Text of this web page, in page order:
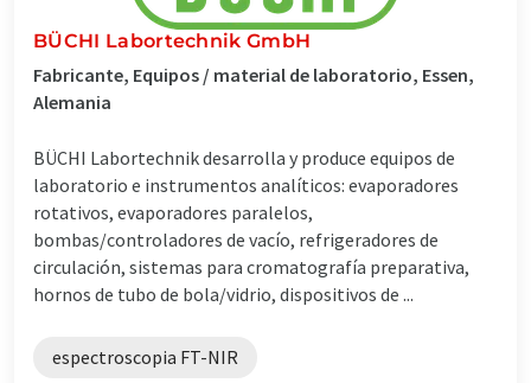
BÜCHI Labortechnik GmbH
Fabricante, Equipos / material de laboratorio, Essen,
Alemania
BÜCHI Labortechnik desarrolla y produce equipos de
laboratorio e instrumentos analíticos: evaporadores
rotativos, evaporadores paralelos,
bombas/controladores de vacío, refrigeradores de
circulación, sistemas para cromatografía preparativa,
hornos de tubo de bola/vidrio, dispositivos de ...
espectroscopia FT-NIR